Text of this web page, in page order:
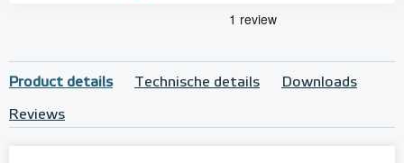
Product details Technische details Downloads
Reviews